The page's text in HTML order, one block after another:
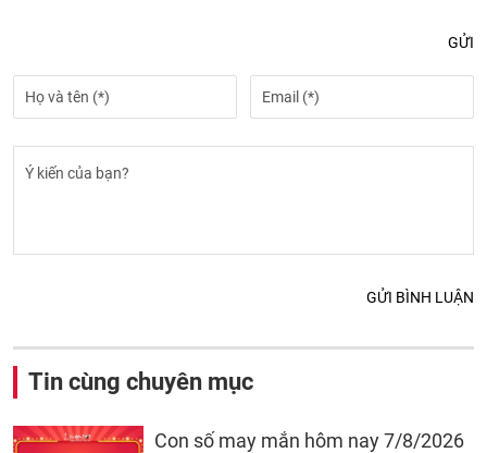
GỬI
GỬI BÌNH LUẬN
Tin cùng chuyên mục
Con số may mắn hôm nay 7/8/2026